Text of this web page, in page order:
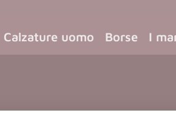
Calzature uomo Borse I